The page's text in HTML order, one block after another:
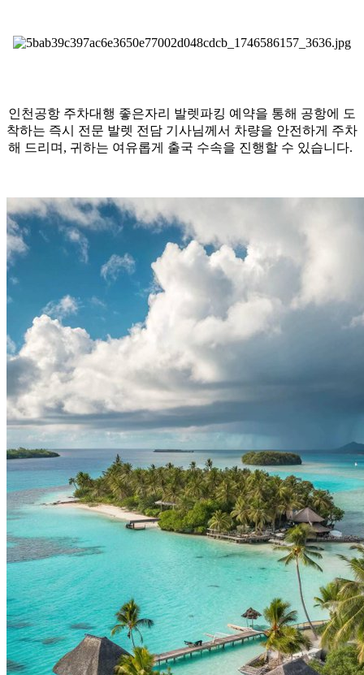
인천공항 주차대행 좋은자리 발렛파킹 예약을 통해 공항에 도
착하는 즉시 전문 발렛 전담 기사님께서 차량을 안전하게 주차
해 드리며, 귀하는 여유롭게 출국 수속을 진행할 수 있습니다.